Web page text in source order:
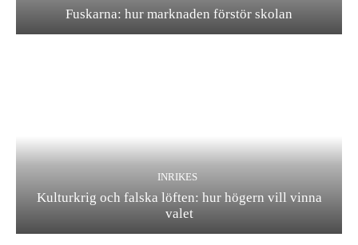
Fuskarna: hur marknaden förstör skolan
INRIKES
Kulturkrig och falska löften: hur högern vill vinna
valet